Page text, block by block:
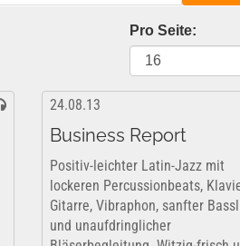
Pro Seite:
24.08.13
Business Report
Positiv-leichter Latin-Jazz mit
lockeren Percussionbeats,
Gitarre, Vibraphon, sanfter
und unaufdringlicher